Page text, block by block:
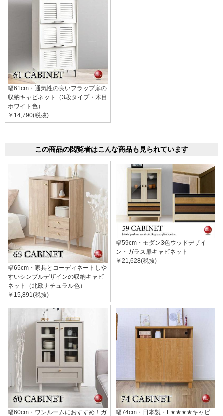
幅61cm・通気性の良いフラップ扉の
収納キャビネット（3段タイプ・木目
ホワイト色）
￥14,790(税抜)
この商品の閲覧者はこんな商品も見られています
幅65cm・家具とコーディネートしや
すいシンプルデザインの収納キャビ
ネット（北欧ナチュラル色）
￥15,891(税抜)
幅59cm・モダン3色ウッドデザイ
ン・ガラス扉キャビネット
￥21,628(税抜)
幅60cm・ワンルームにおすすめ！ガ
幅74cm・日本製・F★★★★キャビ